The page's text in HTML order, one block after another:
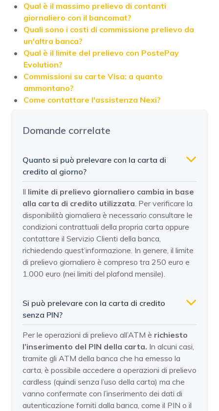
Qual è il massimo prelievo di contanti
giornaliero con il bancomat?
Quali sono i costi di commissione prelievo da
un'altra banca?
Qual è il limite del prelievo con PostePay
Evolution?
Commissioni su carte Visa: a quanto
ammontano?
Come contattare l'assistenza Nexi?
Domande correlate
Quanto si può prelevare con la carta di
credito al giorno?
Il limite di prelievo giornaliero cambia in base
alla carta di credito utilizzata . Per verificare la
disponibilità giornaliera è necessario consultare le
condizioni contrattuali della propria carta oppure
contattare il Servizio Clienti della banca,
richiedendo quest’informazione. In genere, il limite
di prelievo giornaliero è compreso tra 250 euro e
1.000 euro (nei limiti del plafond mensile).
Si può prelevare con la carta di credito
senza PIN?
Per le operazioni di prelievo all’ATM è richiesto
l’inserimento del PIN della carta. In alcuni casi,
tramite gli ATM della banca che ha emesso la
carta, è possibile accedere a operazioni di prelievo
cardless (quindi senza l’uso della carta) ma che
vanno confermate con l’inserimento dei dati di
autenticazione forniti dalla banca, come il PIN o il